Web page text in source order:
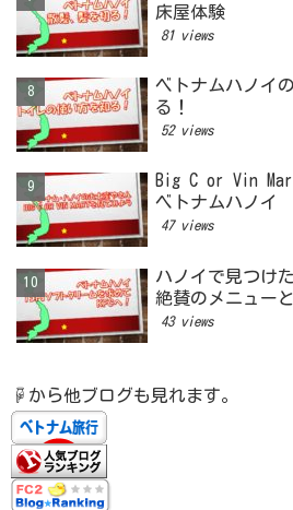
床屋体験
81 views
ベトナムハノイ
る！
52 views
Big C or Vin
ベトナムハノイ
47 views
ハノイで見つけ
絶賛のメニュー
43 views
☟から他ブログも見れます。